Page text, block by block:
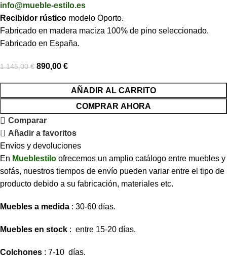
info@mueble-estilo.es
Recibidor rústico modelo Oporto.
Fabricado en madera maciza 100% de pino seleccionado.
Fabricado en España.
1.145,00€ 890,00 €
AÑADIR AL CARRITO
COMPRAR AHORA
Comparar
Añadir a favoritos
Envíos y devoluciones
En Mueblestilo ofrecemos un amplio catálogo entre muebles y
sofás, nuestros tiempos de envío pueden variar entre el tipo de
producto debido a su fabricación, materiales etc.
Muebles a medida : 30-60 días.
Muebles en stock : entre 15-20 días.
Colchones : 7-10 días.